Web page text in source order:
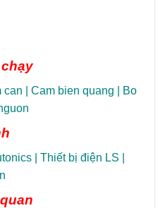
can Cam bien quang
Bo
Thiết bị điện LS